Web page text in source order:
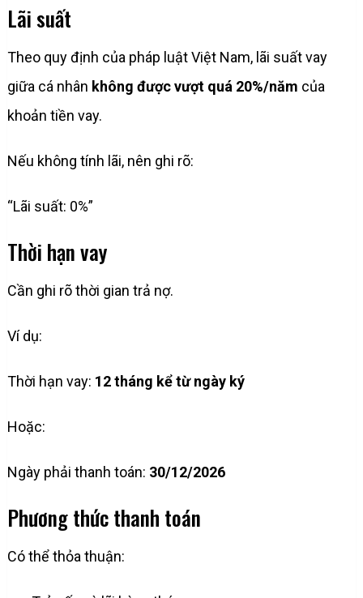
Lãi suất
Theo quy định của pháp luật Việt Nam, lãi suất vay
giữa cá nhân không được vượt quá 20%/năm của
khoản tiền vay.
Nếu không tính lãi, nên ghi rõ:
“Lãi suất: 0%”
Thời hạn vay
Cần ghi rõ thời gian trả nợ.
Ví dụ:
Thời hạn vay: 12 tháng kể từ ngày ký
Hoặc:
Ngày phải thanh toán: 30/12/2026
Phương thức thanh toán
Có thể thỏa thuận: